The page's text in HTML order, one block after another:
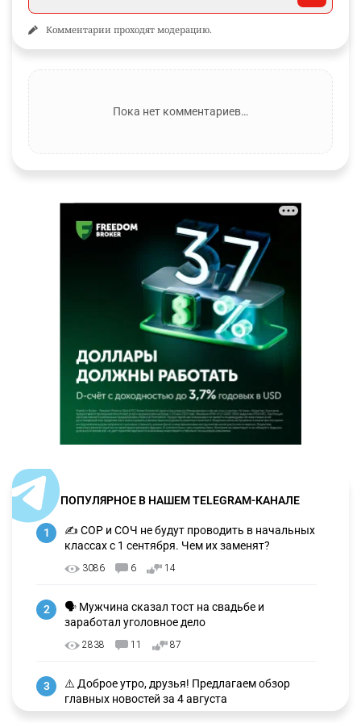
Комментарии проходят модерацию.
Пока нет комментариев…
ПОПУЛЯРНОЕ В НАШЕМ TELEGRAM-КАНАЛЕ
1
✍️ СОР и СОЧ не будут проводить в начальных
классах с 1 сентября. Чем их заменят?
3086 6 14
2
🗣 Мужчина сказал тост на свадьбе и
заработал уголовное дело
2838 11 87
3
⚠️ Доброе утро, друзья! Предлагаем обзор
главных новостей за 4 августа